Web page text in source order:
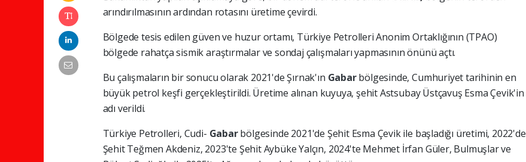
arındırılmasının ardından rotasını üretime çevirdi.
Bölgede tesis edilen güven ve huzur ortamı, Türkiye Petrolleri Anonim Ortaklığının (TPAO)
bölgede rahatça sismik araştırmalar ve sondaj çalışmaları yapmasının önünü açtı.
Bu çalışmaların bir sonucu olarak 2021'de Şırnak'ın Gabarbölgesinde, Cumhuriyet tarihinin en
büyük petrol keşfi gerçekleştirildi. Üretime alınan kuyuya, şehit Astsubay Üstçavuş Esma Çevik'in
adı verildi.
Türkiye Petrolleri, Cudi- Gabarbölgesinde 2021'de Şehit Esma Çevik ile başladığı üretimi, 2022'de
Şehit Teğmen Akdeniz, 2023'te Şehit Aybüke Yalçın, 2024'te Mehmet İrfan Güler, Bulmuşlar ve